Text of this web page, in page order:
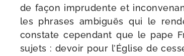
de façon impru­dente et
les phrases ambi­guës qui le
constate cepen­dant que le pape
sujets : devoir pour l’Église de